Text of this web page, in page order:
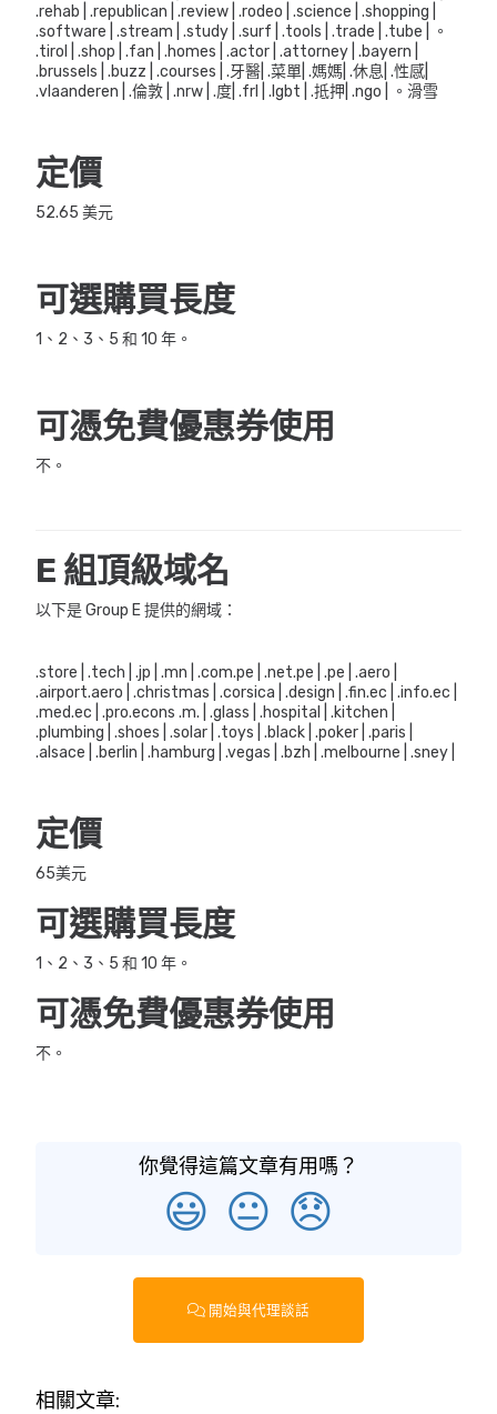
.rehab | .republican | .review | .rodeo | .science | .shopping |
.software | .stream | .study | .surf | .tools | .trade | .tube | 。
.tirol | .shop | .fan | .homes | .actor | .attorney | .bayern |
.brussels | .buzz | .courses | .牙醫| .菜單| .媽媽| .休息| .性感|
.vlaanderen | .倫敦 | .nrw | .度| .frl | .lgbt | .抵押| .ngo | 。滑雪
定價
52.65 美元
可選購買長度
1、2、3、5 和 10 年。
可憑免費優惠券使用
不。
E 組頂級域名
以下是 Group E 提供的網域：
.store | .tech | .jp | .mn | .com.pe | .net.pe | .pe | .aero |
.airport.aero | .christmas | .corsica | .design | .fin.ec | .info.ec |
.med.ec | .pro.econs .m. | .glass | .hospital | .kitchen |
.plumbing | .shoes | .solar | .toys | .black | .poker | .paris |
.alsace | .berlin | .hamburg | .vegas | .bzh | .melbourne | .sney |
定價
65美元
可選購買長度
1、2、3、5 和 10 年。
可憑免費優惠券使用
不。
你覺得這篇文章有用嗎？
😃 😐 😞
開始與代理談話
相關文章: